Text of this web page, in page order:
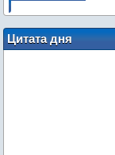
Цитата дня